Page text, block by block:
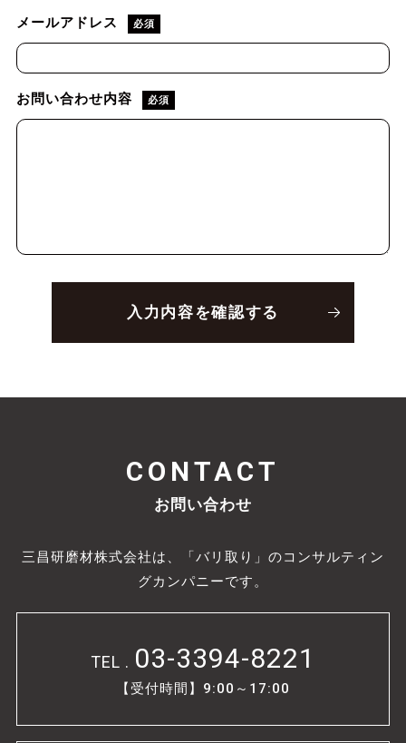
メールアドレス 必須
お問い合わせ内容 必須
CONTACT
お問い合わせ
三昌研磨材株式会社は、「バリ取り」のコンサルティン
グカンパニーです。
TEL . 03-3394-8221
【受付時間】9:00～17:00